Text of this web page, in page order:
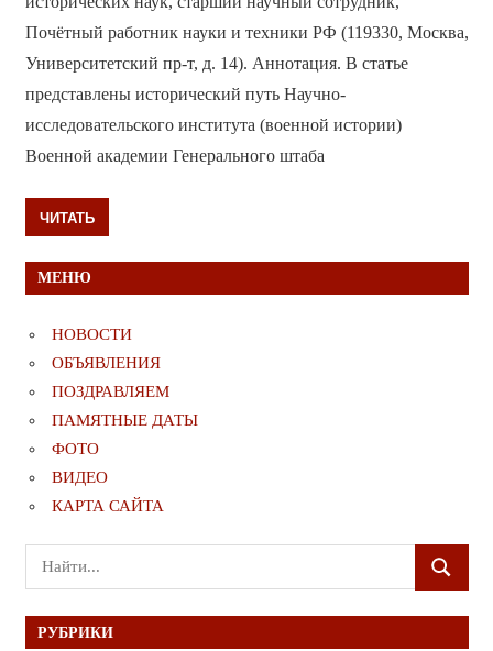
Почётный работник науки и техники РФ (119330, Москва,
Университетский пр-т, д. 14). Аннотация. В статье
представлены исторический путь Научно-
исследовательского института (военной истории)
Военной академии Генерального штаба
ЧИТАТЬ
МЕНЮ
НОВОСТИ
ОБЪЯВЛЕНИЯ
ПОЗДРАВЛЯЕМ
ПАМЯТНЫЕ ДАТЫ
ФОТО
ВИДЕО
КАРТА САЙТА
Поиск
для:
ПОИСК
РУБРИКИ